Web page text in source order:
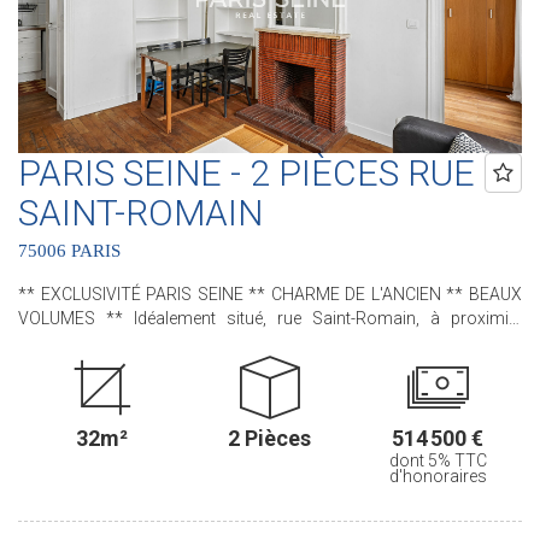
PARIS SEINE - 2 PIÈCES RUE
SAINT-ROMAIN
75006 PARIS
** EXCLUSIVITÉ PARIS SEINE ** CHARME DE L'ANCIEN ** BEAUX
VOLUMES ** Idéalement situé, rue Saint-Romain, à proximité
avons le plaisir de vous proposer, cet appartement situé au sein
d'un immeuble ancien. D'une superficie de 32,01 m² loi Carrez, ce
bien en rez-de-chaussée, comprend : une entrée, un séjour, une
cuisine séparée, une chambre, une salle de douches et un water-
l'ancien, grâce à son parquet, ses moulures, sa cheminée et sa
32m² 2 Pièces 514 500 €
dont 5% TTC
d'honoraires